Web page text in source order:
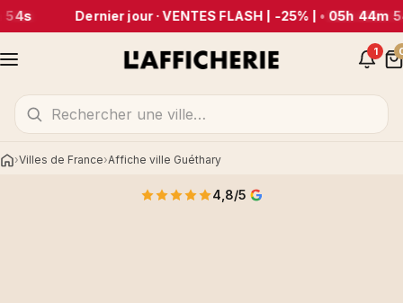
Dernier jour · VENTES FLASH | -25% | •05h 44m
1
AccueilVilles de France Affiche ville Guéthary
4,8/5